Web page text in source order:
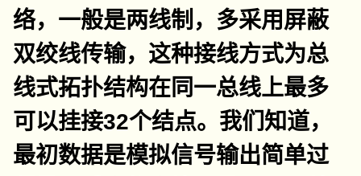
络，一般是两线制，多采用屏蔽
双绞线传输，这种接线方式为总
线式拓扑结构在同一总线上最多
可以挂接32个结点。我们知道，
最初数据是模拟信号输出简单过